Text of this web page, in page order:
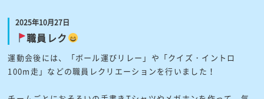
2025年10月27日
職員レク
運動会後には、「ボール運びリレー」や「クイズ・イントロ
100m走」などの職員レクリエーションを行いました！